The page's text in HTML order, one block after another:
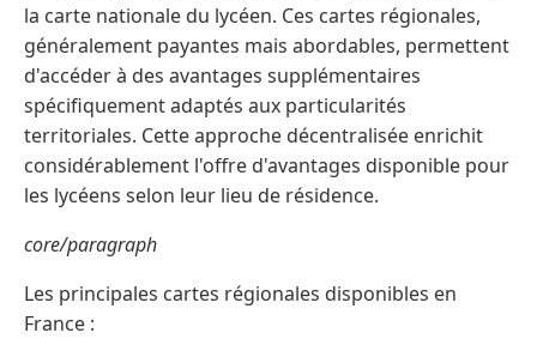
la carte nationale du lycéen. Ces cartes régionales,
généralement payantes mais abordables, permettent
d'accéder à des avantages supplémentaires
spécifiquement adaptés aux particularités
territoriales. Cette approche décentralisée enrichit
considérablement l'offre d'avantages disponible pour
les lycéens selon leur lieu de résidence.
core/paragraph
Les principales cartes régionales disponibles en
France :